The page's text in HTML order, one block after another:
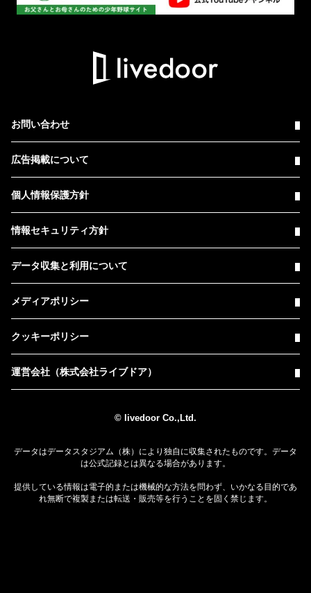
お問い合わせ
広告掲載について
個人情報保護方針
情報セキュリティ方針
データ収集と利用について
メディアポリシー
クッキーポリシー
運営会社（株式会社ライブドア）
© livedoor Co.,Ltd.
データはデータスタジアム（株）により独自に収集されたものです。データ
は公式記録とは異なる場合があります。
提供している情報は電子的または機械的な方法を問わず、いかなる目的であ
れ無断で複製または転送・販売等を行うことを固く禁じます。